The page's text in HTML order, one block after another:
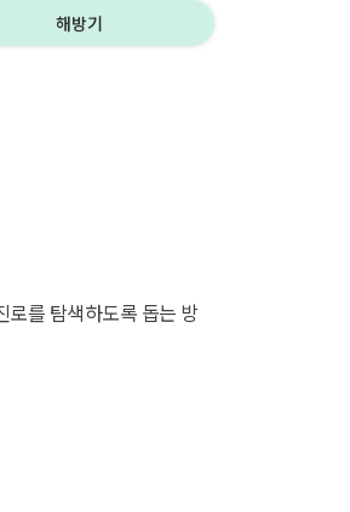
해방기
로를 탐색하도록 돕는 방